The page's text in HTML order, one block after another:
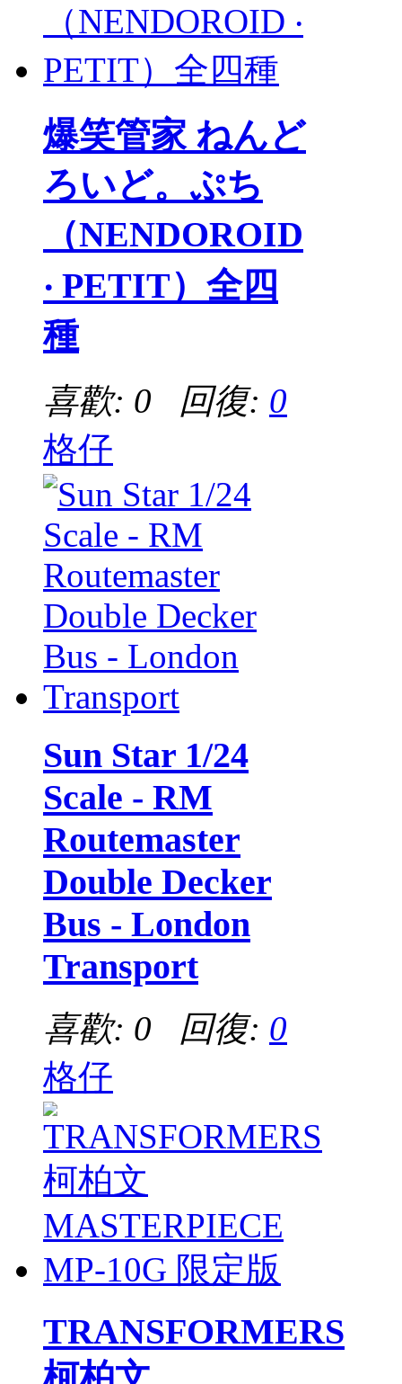
爆笑管家 ねんど
ろいど。ぷち
（NENDOROID
‧ PETIT）全四
種
喜歡: 0 回復: 0
格仔
Sun Star 1/24
Scale - RM
Routemaster
Double Decker
Bus - London
Transport
喜歡: 0 回復: 0
格仔
TRANSFORMERS